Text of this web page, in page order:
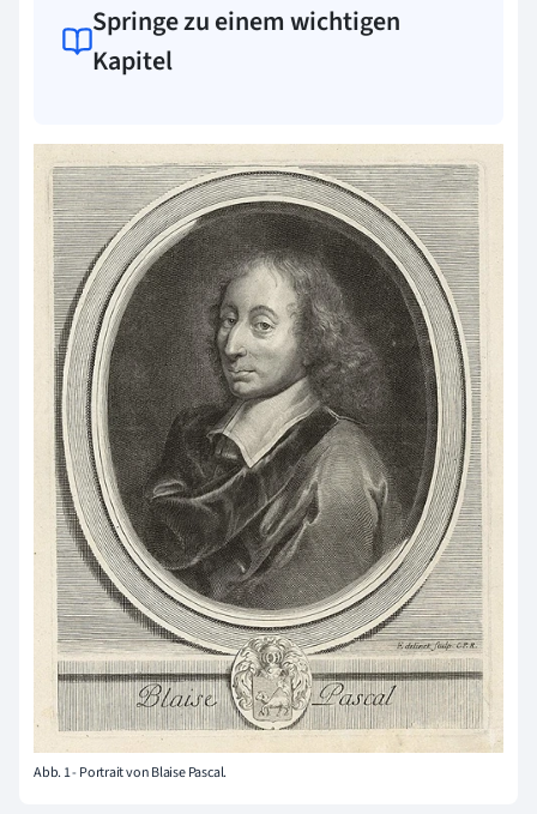
Springe zu einem wichtigen
Kapitel
Abb. 1 - Portrait von Blaise Pascal.